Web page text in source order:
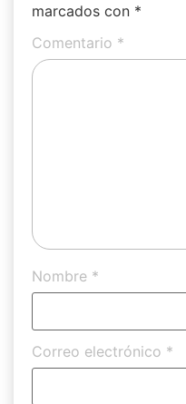
marcados con *
Comentario *
Nombre *
Correo electrónico *